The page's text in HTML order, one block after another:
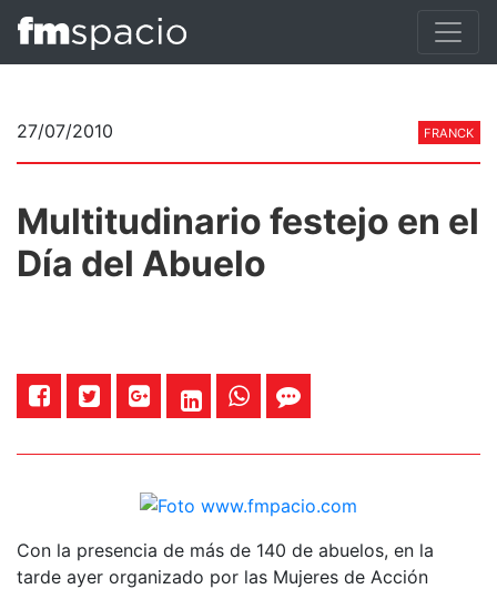
27/07/2010 FRANCK
Multitudinario festejo en el
Día del Abuelo
Con la presencia de más de 140 de abuelos, en la
tarde ayer organizado por las Mujeres de Acción